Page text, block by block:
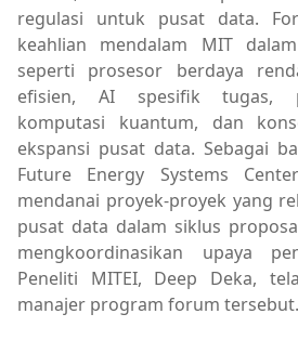
regulasi untuk pusat data.
keahlian mendalam MIT
seperti prosesor berdaya
efisien, AI spesifik tugas,
komputasi kuantum, dan
ekspansi pusat data. Sebagai
Future Energy Systems
mendanai proyek-proyek yang
pusat data dalam siklus
mengkoordinasikan upaya
Peneliti MITEI, Deep Deka,
manajer program forum tersebut.